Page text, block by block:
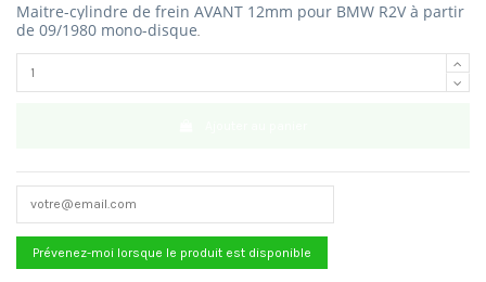
Maitre-cylindre de frein AVANT 12mm pour BMW R2V à partir
de 09/1980 mono-disque.